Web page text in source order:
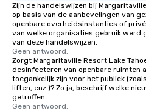
Zijn de handelswijzen bij
op basis van de aanbevelingen van
openbare overheidsinstanties of
van welke organisaties gebruik werd
van deze handelswijzen.
Geen antwoord.
Zorgt Margaritaville Resort Lake
desinfecteren van openbare ruimten
toegankelijk zijn voor het publiek
liften, enz.)? Zo ja, beschrijf welke
getroffen.
Geen antwoord.